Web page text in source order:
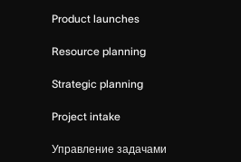
Product launches
Resource planning
Strategic planning
Project intake
Управление задачами